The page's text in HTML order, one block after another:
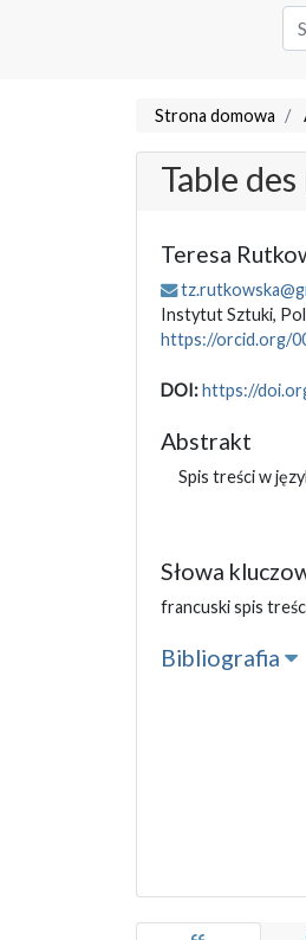
Strona domowa
Table
Teresa
Instytut Sztuki,
https://orcid.org/
DOI:https://
Abstrakt
Spis treści w
Słowa
francuski spis
Bibliografia